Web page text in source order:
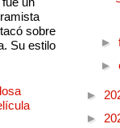
sobre
Su estilo
►
►
►
►